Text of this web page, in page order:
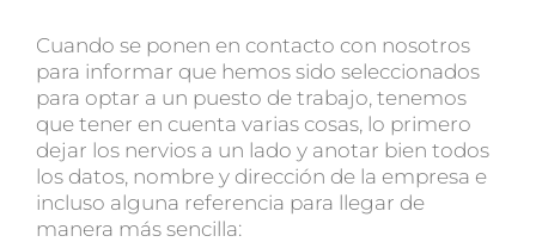
Cuando se ponen en contacto con nosotros
para informar que hemos sido seleccionados
para optar a un puesto de trabajo, tenemos
que tener en cuenta varias cosas, lo primero
dejar los nervios a un lado y anotar bien todos
los datos, nombre y dirección de la empresa e
incluso alguna referencia para llegar de
manera más sencilla: